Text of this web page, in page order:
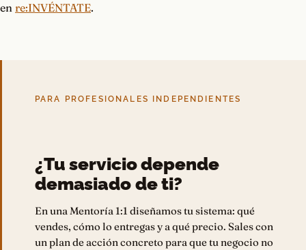
en re:INVÉNTATE.
PARA PROFESIONALES INDEPENDIENTES
¿Tu servicio depende
demasiado de ti?
En una Mentoría 1:1 diseñamos tu sistema: qué
vendes, cómo lo entregas y a qué precio. Sales con
un plan de acción concreto para que tu negocio no